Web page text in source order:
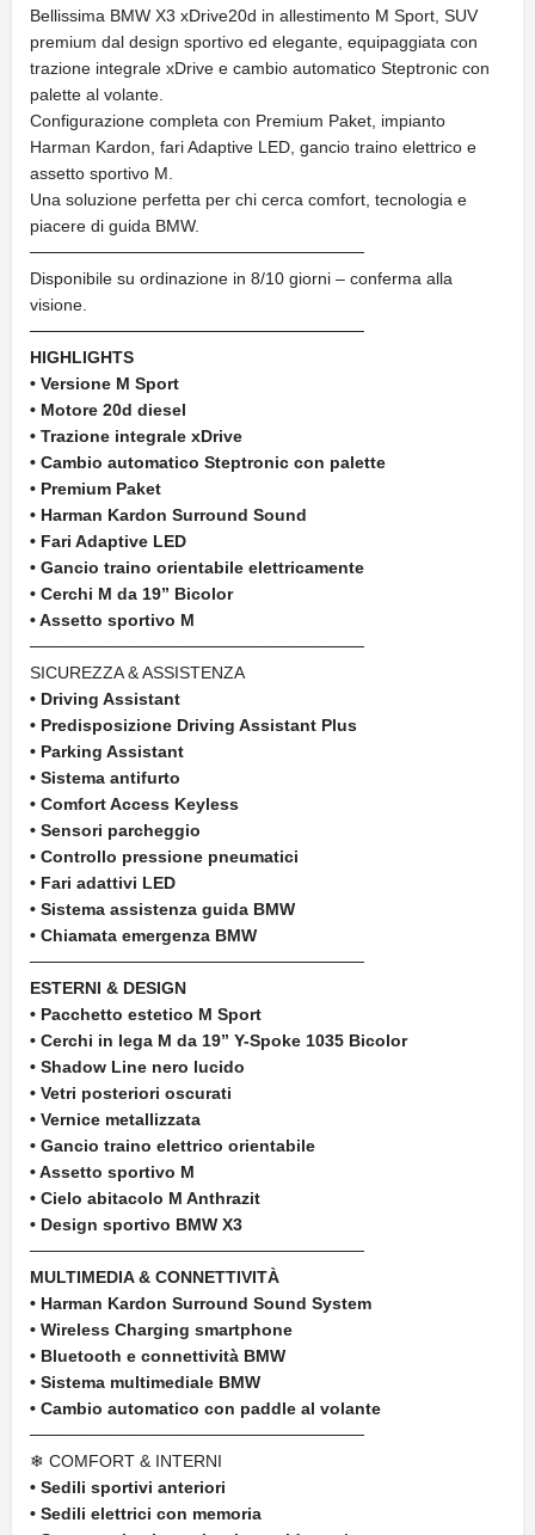
Bellissima BMW X3 xDrive20d in allestimento M Sport, SUV
premium dal design sportivo ed elegante, equipaggiata con
trazione integrale xDrive e cambio automatico Steptronic con
palette al volante.
Configurazione completa con Premium Paket, impianto
Harman Kardon, fari Adaptive LED, gancio traino elettrico e
assetto sportivo M.
Una soluzione perfetta per chi cerca comfort, tecnologia e
piacere di guida BMW.
────────────────────────────
Disponibile su ordinazione in 8/10 giorni – conferma alla
visione.
────────────────────────────
HIGHLIGHTS
• Versione M Sport
• Motore 20d diesel
• Trazione integrale xDrive
• Cambio automatico Steptronic con palette
• Premium Paket
• Harman Kardon Surround Sound
• Fari Adaptive LED
• Gancio traino orientabile elettricamente
• Cerchi M da 19” Bicolor
• Assetto sportivo M
────────────────────────────
SICUREZZA & ASSISTENZA
• Driving Assistant
• Predisposizione Driving Assistant Plus
• Parking Assistant
• Sistema antifurto
• Comfort Access Keyless
• Sensori parcheggio
• Controllo pressione pneumatici
• Fari adattivi LED
• Sistema assistenza guida BMW
• Chiamata emergenza BMW
────────────────────────────
ESTERNI & DESIGN
• Pacchetto estetico M Sport
• Cerchi in lega M da 19” Y-Spoke 1035 Bicolor
• Shadow Line nero lucido
• Vetri posteriori oscurati
• Vernice metallizzata
• Gancio traino elettrico orientabile
• Assetto sportivo M
• Cielo abitacolo M Anthrazit
• Design sportivo BMW X3
────────────────────────────
MULTIMEDIA & CONNETTIVITÀ
• Harman Kardon Surround Sound System
• Wireless Charging smartphone
• Bluetooth e connettività BMW
• Sistema multimediale BMW
• Cambio automatico con paddle al volante
────────────────────────────
❄ COMFORT & INTERNI
• Sedili sportivi anteriori
• Sedili elettrici con memoria